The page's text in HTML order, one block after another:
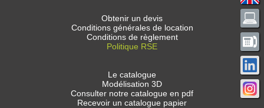
Obtenir un devis
Conditions générales de location
Conditions de règlement
Politique RSE
Le catalogue
Modélisation 3D
Consulter notre catalogue en pdf
Recevoir un catalogue papier